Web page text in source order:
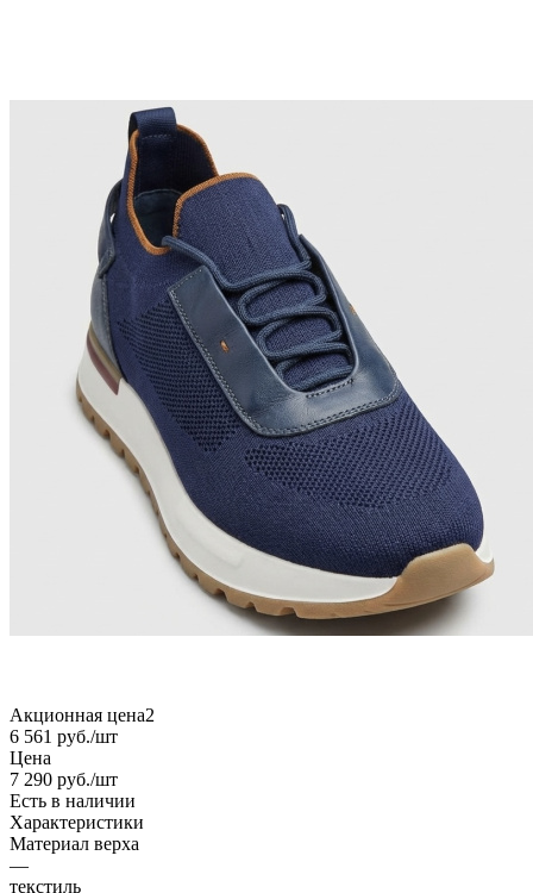
Акционная цена2
6 561 руб./шт
Цена
7 290 руб./шт
Есть в наличии
Характеристики
Материал верха
—
текстиль